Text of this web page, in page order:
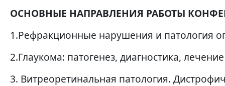
ОСНОВНЫЕ НАПРАВЛЕНИЯ РАБОТЫ
1.Рефракционные нарушения и патология
2.Глаукома: патогенез, диагностика,
3. Витреоретинальная патология.